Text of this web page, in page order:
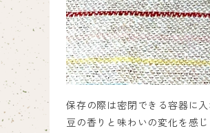
保存の際は密閉できる容器に
豆の香りと味わいの変化を感